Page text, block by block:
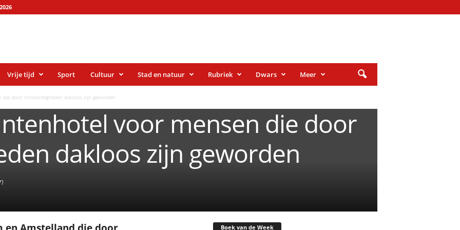
Vrije tijd Sport Cultuur Stad en natuur Rubriek Dwars Meer
door omstandigheden dakloos zijn geworden
voor mensen die door
dakloos zijn geworden
Boek van de Week